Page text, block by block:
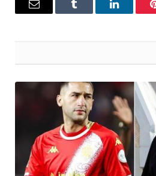
بينتيريستلينكدإن Tumblr
البريد